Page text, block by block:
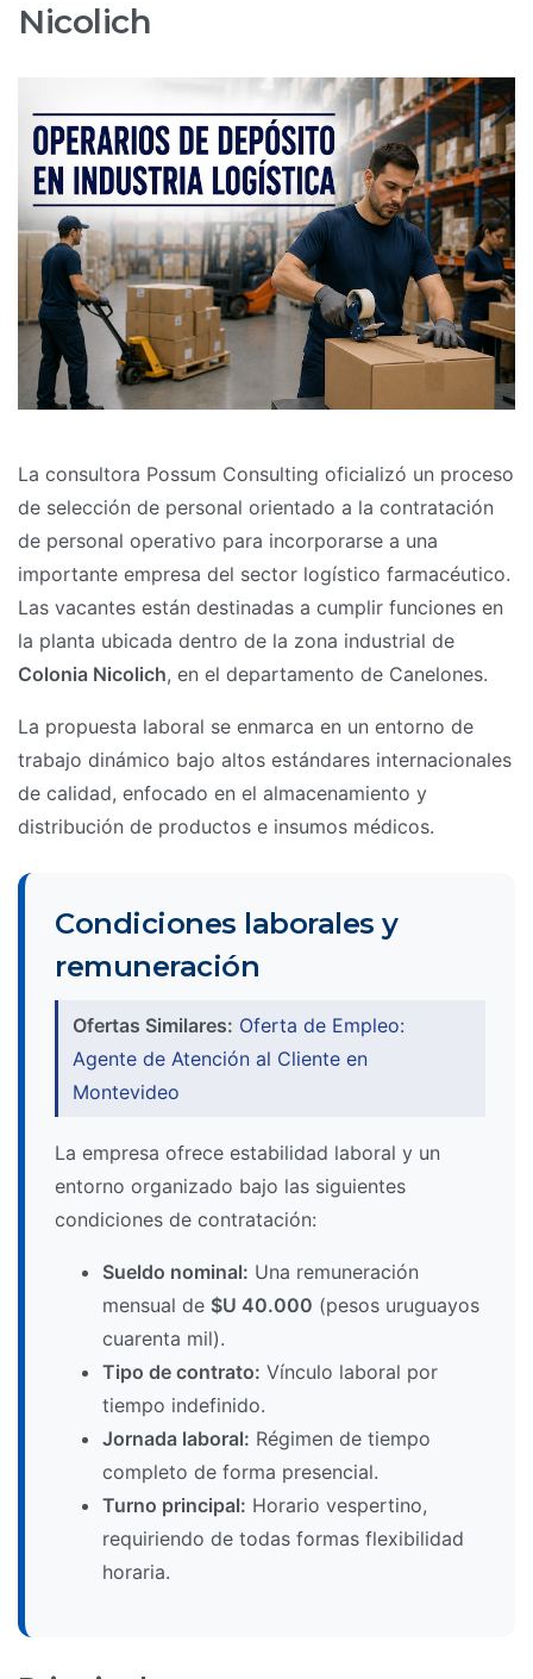
Nicolich
La consultora Possum Consulting oficializó un proceso
de selección de personal orientado a la contratación
de personal operativo para incorporarse a una
importante empresa del sector logístico farmacéutico.
Las vacantes están destinadas a cumplir funciones en
la planta ubicada dentro de la zona industrial de
Colonia Nicolich, en el departamento de Canelones.
La propuesta laboral se enmarca en un entorno de
trabajo dinámico bajo altos estándares internacionales
de calidad, enfocado en el almacenamiento y
distribución de productos e insumos médicos.
Condiciones laborales y
remuneración
Ofertas Similares: Oferta de Empleo:
Agente de Atención al Cliente en
Montevideo
La empresa ofrece estabilidad laboral y un
entorno organizado bajo las siguientes
condiciones de contratación:
Sueldo nominal: Una remuneración
mensual de $U 40.000 (pesos uruguayos
cuarenta mil).
Tipo de contrato: Vínculo laboral por
tiempo indefinido.
Jornada laboral: Régimen de tiempo
completo de forma presencial.
Turno principal: Horario vespertino,
requiriendo de todas formas flexibilidad
horaria.